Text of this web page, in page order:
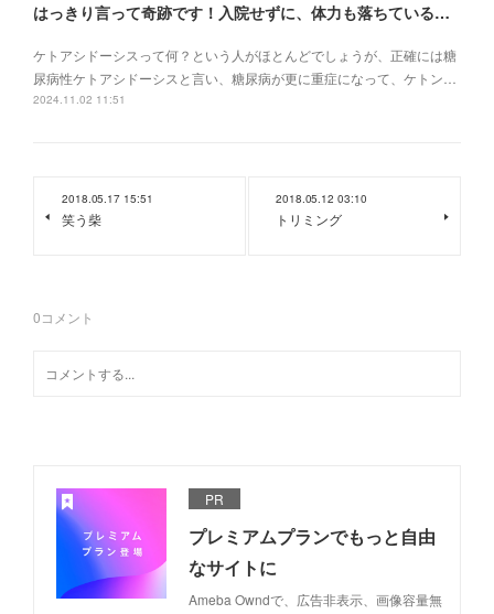
はっきり言って奇跡です！入院せずに、体力も落ちている状況でケトアシドーシスから復活
ケトアシドーシスって何？という人がほとんどでしょうが、正確には糖
尿病性ケトアシドーシスと言い、糖尿病が更に重症になって、ケトン…
2024.11.02 11:51
2018.05.17 15:51
笑う柴
2018.05.12 03:10
トリミング
0コメント
PR
プレミアムプランでもっと自由
なサイトに
Ameba Owndで、広告非表示、画像容量無